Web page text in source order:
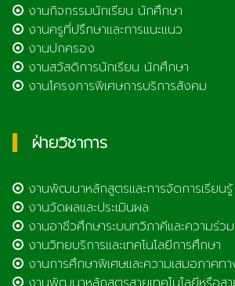
งานกิจกรรมนักเรียน นักศึกษา
งานครูที่ปรึกษาและการแนะแนว
งานปกครอง
งานสวัสดิการนักเรียน นักศึกษา
งานโครงการพิเศษการบริการสังคม
ฝ่ายวิชาการ
งานพัฒนาหลักสูตรและการจัดการเรียนรู้
งานวัดผลและประเมินผล
งานอาชีวศึกษาระบบทวิภาคีและความร่ว
งานวิทยบริการและเทคโนโลยีการศึกษา
งานการศึกษาพิเศษและความเสมอภาคท